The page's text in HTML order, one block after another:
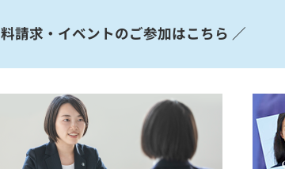
請求・イベントのご参加はこちら ／